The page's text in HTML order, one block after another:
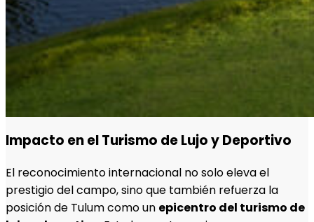
Impacto en el Turismo de Lujo y Deportivo
El reconocimiento internacional no solo eleva el
prestigio del campo, sino que también refuerza la
posición de Tulum como un epicentro del turismo de